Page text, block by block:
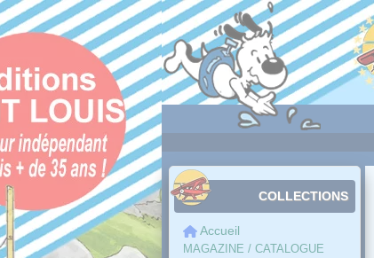
COLLECTIONS
Accueil
MAGAZINE / CATALOGUE
Panneau de gestion des cookies